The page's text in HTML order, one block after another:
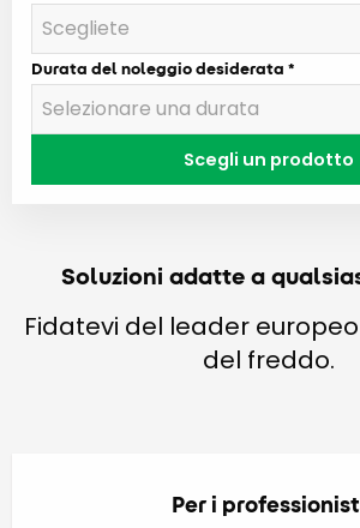
Durata del noleggio desiderata
Scegli un prodotto
Soluzioni adatte a
Fidatevi del leader
del freddo.
Per i